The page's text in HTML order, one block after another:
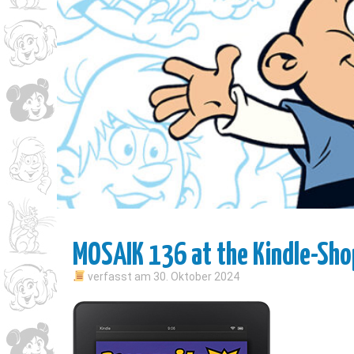
MOSAIK 136 at the Kindle-
verfasst am 30. Oktober 2024